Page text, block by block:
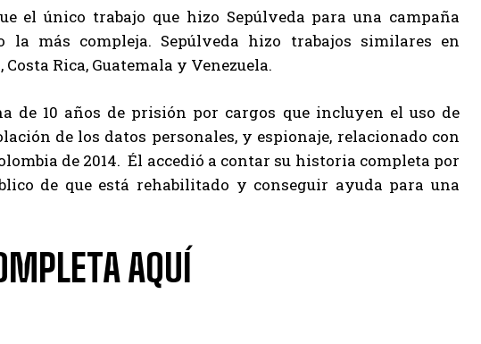
el único trabajo que hizo Sepúlveda para una campaña
la más compleja. Sepúlveda hizo trabajos similares en
Rica, Guatemala y Venezuela.
de 10 años de prisión por cargos que incluyen el uso de
de los datos personales, y espionaje, relacionado con
de 2014. Él accedió a contar su historia completa por
de que está rehabilitado y conseguir ayuda para una
AQUÍ